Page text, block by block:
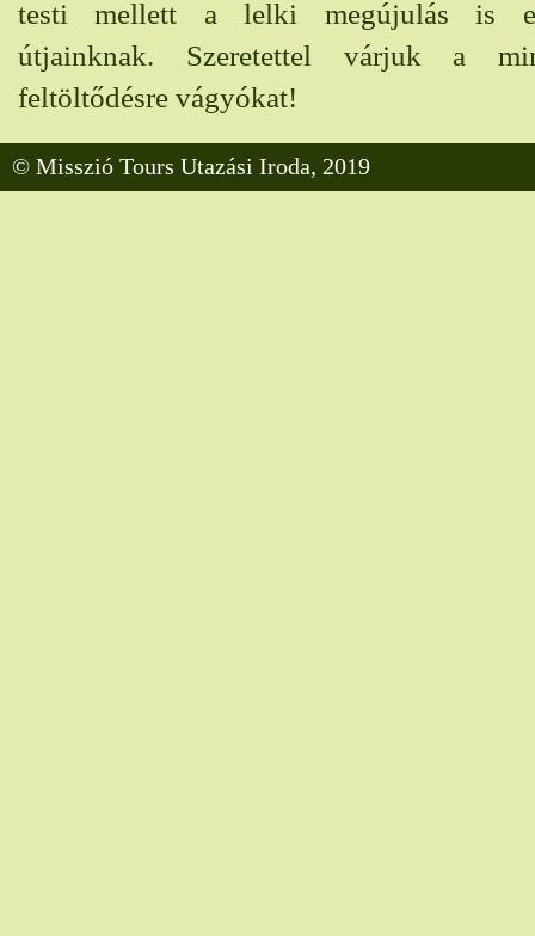
testi mellett a lelki megújulás is
útjainknak. Szeretettel várjuk a
feltöltődésre vágyókat!
© Misszió Tours Utazási Iroda, 2019